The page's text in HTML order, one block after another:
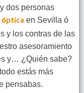
dos personas
en Sevilla ó
y los contras de las
asesoramiento
y… ¿Quién sabe?
estás más
pensabas.